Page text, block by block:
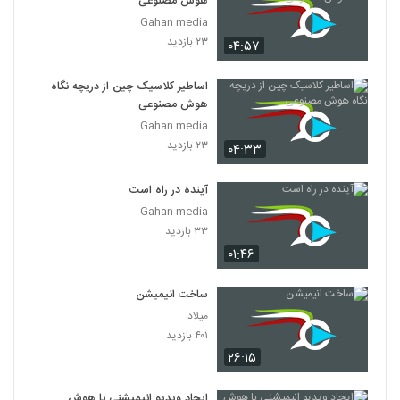
025014 - هوش مصنوعی سری اول
15
025015 - هوش مصنوعی سری اول
۴۵۴ بازدید
025016 - هوش مصنوعی سری اول
۴۵۸ بازدید
025017 - هوش مصنوعی سری اول
025018 - هوش مصنوعی سری اول
025019 - هوش مصنوعی سری اول
۰۴:۵۷
Gahan media
۲۳ بازدید
۰۴:۳۳
اساطیر کلاسیک چین از دریچه نگاه
هوش مصنوعی
Gahan media
۲۳ بازدید
۰۱:۴۶
آینده در راه است
Gahan media
۳۳ بازدید
۲۶:۱۵
ساخت انیمیشن
میلاد
۴۰۱ بازدید